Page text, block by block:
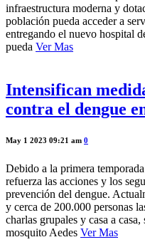
infraestructura moderna y
población pueda acceder a
entregando el nuevo hospital
pueda Ver Mas
Intensifican
contra el dengue
May 1 2023 09:21 am 0
Debido a la primera
refuerza las acciones y los
prevención del dengue.
y cerca de 200.000 personas
charlas grupales y casa a
mosquito Aedes Ver Mas